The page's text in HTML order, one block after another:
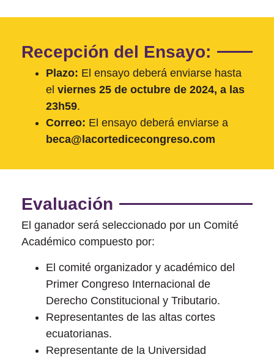
Recepción del Ensayo:
Plazo: El ensayo deberá enviarse hasta
el viernes 25 de octubre de 2024, a las
23h59.
Correo: El ensayo deberá enviarse a
beca@lacortedicecongreso.com
Evaluación
El ganador será seleccionado por un Comité
Académico compuesto por:
El comité organizador y académico del
Primer Congreso Internacional de
Derecho Constitucional y Tributario.
Representantes de las altas cortes
ecuatorianas.
Representante de la Universidad